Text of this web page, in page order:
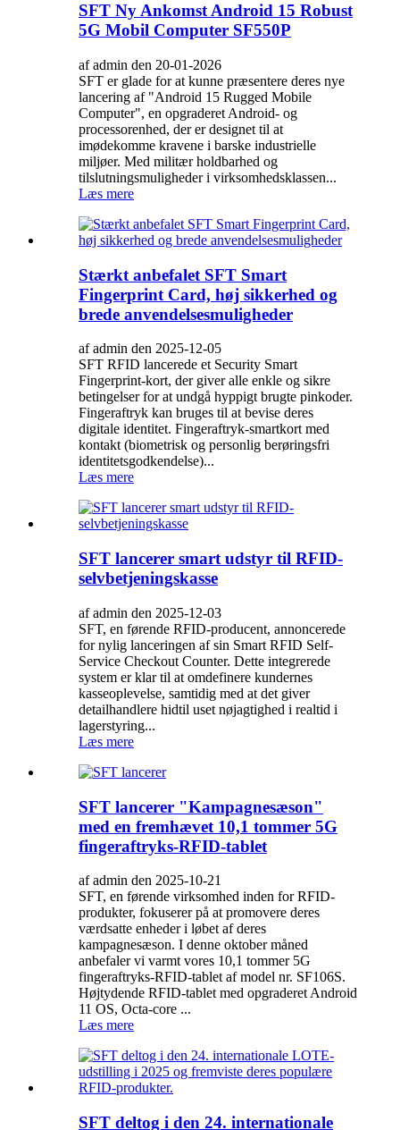
SFT Ny Ankomst Android 15 Robust
5G Mobil Computer SF550P
af admin den 20-01-2026
SFT er glade for at kunne præsentere deres nye
lancering af "Android 15 Rugged Mobile
Computer", en opgraderet Android- og
processorenhed, der er designet til at
imødekomme kravene i barske industrielle
miljøer. Med militær holdbarhed og
tilslutningsmuligheder i virksomhedsklassen...
Læs mere
Stærkt anbefalet SFT Smart
Fingerprint Card, høj sikkerhed og
brede anvendelsesmuligheder
af admin den 2025-12-05
SFT RFID lancerede et Security Smart
Fingerprint-kort, der giver alle enkle og sikre
betingelser for at undgå hyppigt brugte pinkoder.
Fingeraftryk kan bruges til at bevise deres
digitale identitet. Fingeraftryk-smartkort med
kontakt (biometrisk og personlig berøringsfri
identitetsgodkendelse)...
Læs mere
SFT lancerer smart udstyr til RFID-
selvbetjeningskasse
af admin den 2025-12-03
SFT, en førende RFID-producent, annoncerede
for nylig lanceringen af ​​sin Smart RFID Self-
Service Checkout Counter. Dette integrerede
system er klar til at omdefinere kundernes
kasseoplevelse, samtidig med at det giver
detailhandlere hidtil uset nøjagtighed i realtid i
lagerstyring...
Læs mere
SFT lancerer "Kampagnesæson"
med en fremhævet 10,1 tommer 5G
fingeraftryks-RFID-tablet
af admin den 2025-10-21
SFT, en førende virksomhed inden for RFID-
produkter, fokuserer på at promovere deres
værdsatte enheder i løbet af deres
kampagnesæson. I denne oktober måned
anbefaler vi varmt vores 10,1 tommer 5G
fingeraftryks-RFID-tablet af model nr. SF106S.
Højtydende RFID-tablet med opgraderet Android
11 OS, Octa-core ...
Læs mere
SFT deltog i den 24. internationale